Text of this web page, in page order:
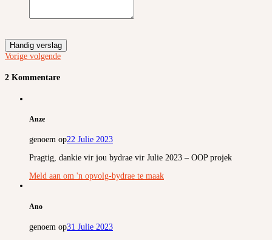
Handig verslag
Vorige volgende
2 Kommentare
Anze
genoem op22 Julie 2023
Pragtig, dankie vir jou bydrae vir Julie 2023 – OOP projek
Meld aan om 'n opvolg-bydrae te maak
Ano
genoem op31 Julie 2023